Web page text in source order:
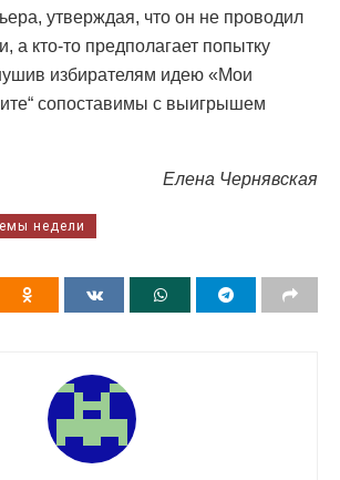
утверждая, что он не проводил
а кто-то предполагает попытку
избирателям идею «Мои
сопоставимы с выигрышем
Елена Чернявская
недели